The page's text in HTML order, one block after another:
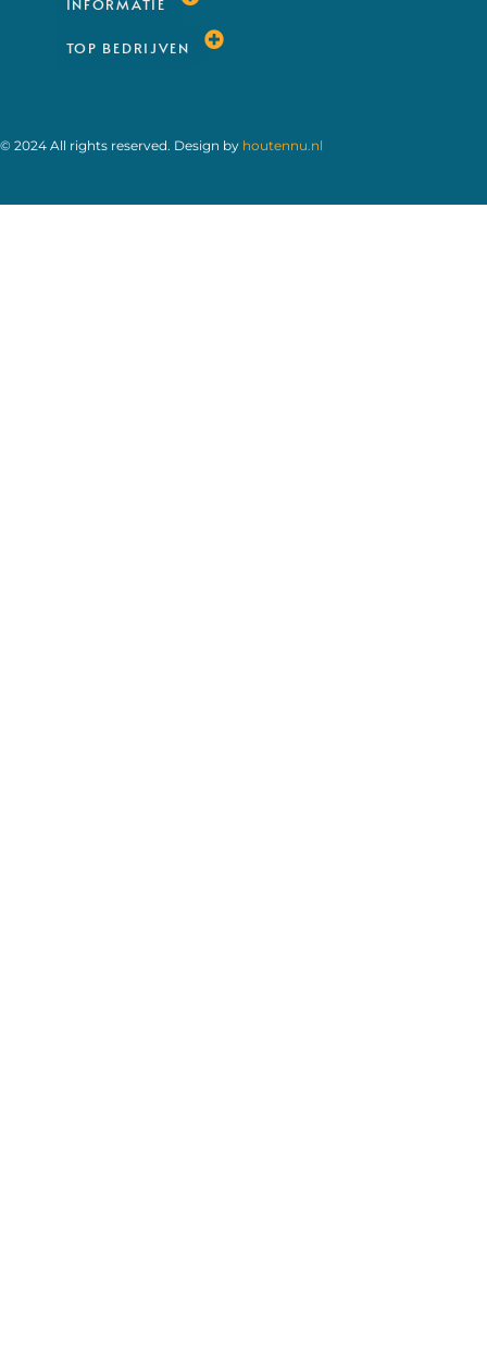
INFORMATIE
TOP BEDRIJVEN
© 2024 All rights reserved. Design by houtennu.nl